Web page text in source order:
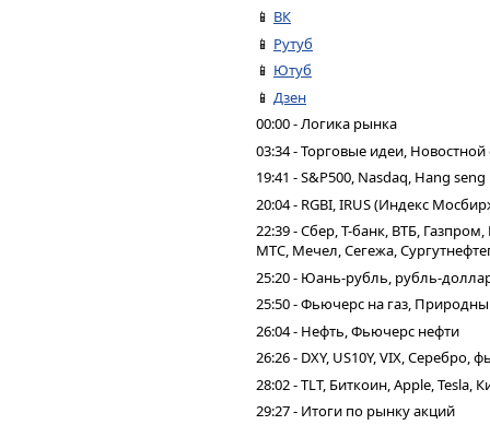
📱 ВК
📱 Рутуб
📱 Ютуб
📱 Дзен
00:00 - Логика рынка
03:34 - Торговые идеи,
19:41 - S&P500, Nasdaq, Hang seng
20:04 - RGBI, IRUS (Индекс
22:39 - Сбер, Т-банк, ВТБ,
МТС, Мечел, Сегежа,
25:20 - Юань-рубль, рубль-
25:50 - Фьючерс на газ,
26:04 - Нефть, Фьючерс нефти
26:26 - DXY, US10Y, VIX,
28:02 - TLT, Биткоин, Apple, Tesla,
29:27 - Итоги по рынку акций